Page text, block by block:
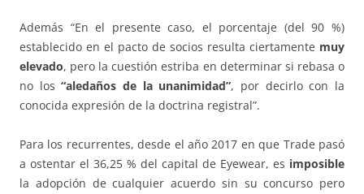
Además “En el presente caso, el porcentaje (del 90 %)
establecido en el pacto de socios resulta ciertamente muy
elevado, pero la cuestión estriba en determinar si rebasa o
no los“aledaños de la unanimidad”, por decirlo con la
conocida expresión de la doctrina registral”.
Para los recurrentes, desde el año 2017 en que Trade pasó
a ostentar el 36,25 % del capital de Eyewear, es imposible
la adopción de cualquier acuerdo sin su concurso pero